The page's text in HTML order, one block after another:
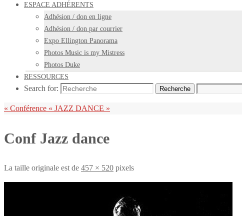
ESPACE ADHÉRENTS
Adhésion / don en ligne
Adhésion / don par courrier
Expo Ellington Panorama
Photos Music is my Mistress
Photos Duke
RESSOURCES
Search for: Recherche
« Conférence « JAZZ DANCE »
Conf Jazz dance
La taille originale est de 457 × 520 pixels